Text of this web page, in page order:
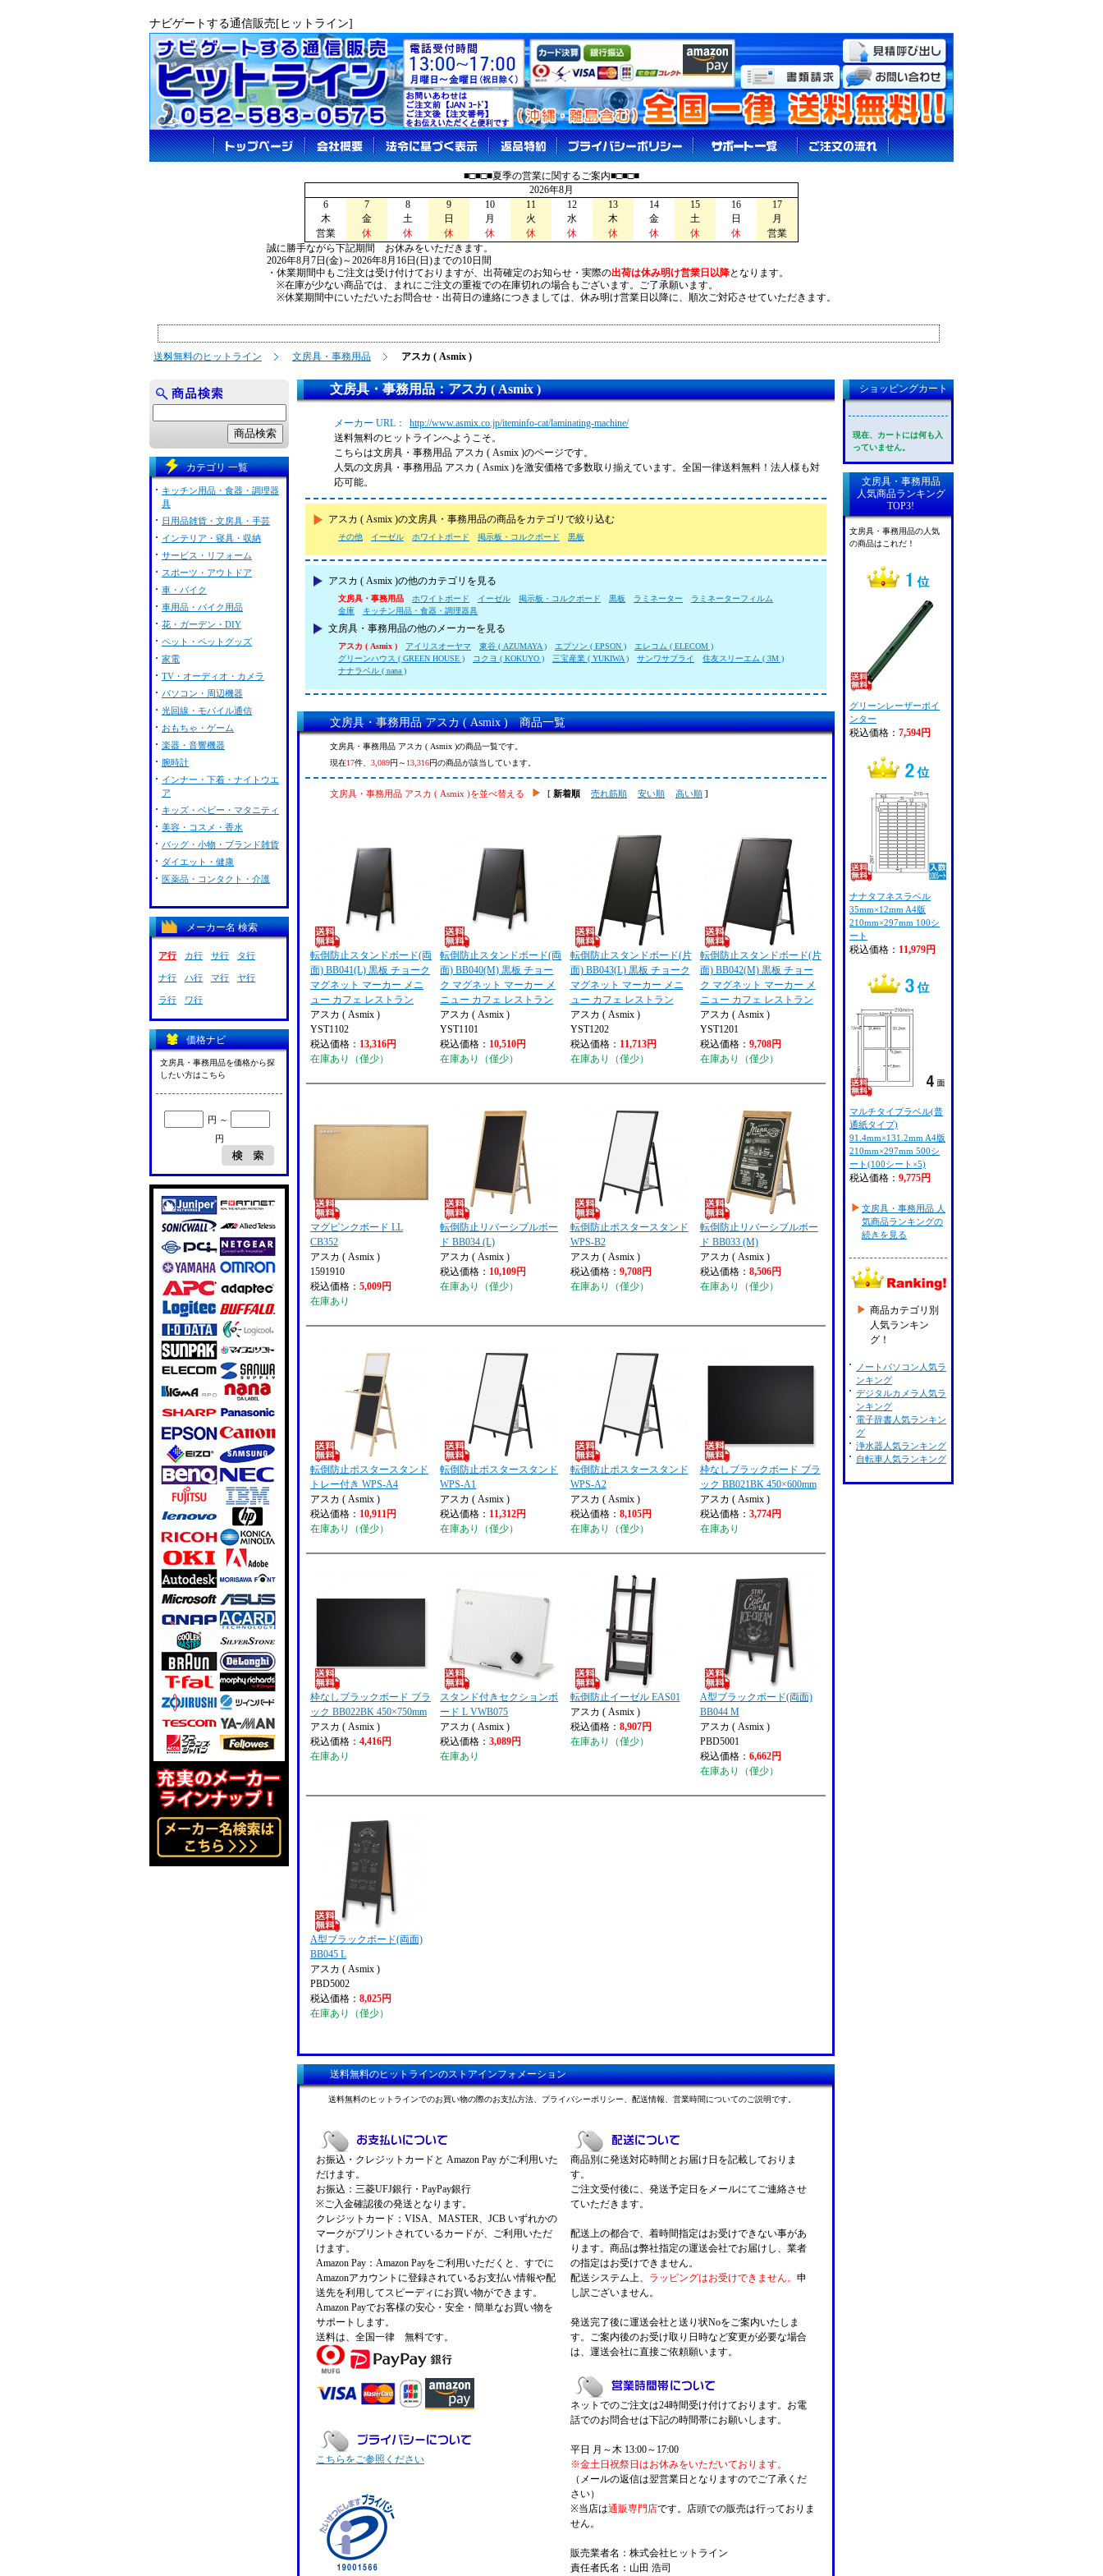
ナビゲートする通信販売[ヒットライン]
■□■□■夏季の営業に関するご案内■□■□■
2026年8月
6
7 8 9 10 11 12 13 14 15 16
17
木
金 土 日 月 火 水 木 金 土 日
月
営業
休 休 休 休 休 休 休 休 休 休
営業
誠に勝手ながら下記期間 お休みをいただきます。
2026年8月7日(金)～2026年8月16日(日)までの10日間
・休業期間中もご注文は受け付けておりますが、出荷確定のお知らせ・実際の出荷は休み明け営業日以降となります。
※在庫が少ない商品では、まれにご注文の重複での在庫切れの場合もございます。ご了承願います。
※休業期間中にいただいたお問合せ・出荷日の連絡につきましては、休み明け営業日以降に、順次ご対応させていただきます。
送料無料のヒットライン 文房具・事務用品 アスカ ( Asmix )
文房具・事務用品：アスカ ( Asmix )
メーカー URL：
http://www.asmix.co.jp/iteminfo-cat/laminating-machine/
送料無料のヒットラインへようこそ。
こちらは文房具・事務用品 アスカ ( Asmix )のページです。
人気の文房具・事務用品 アスカ ( Asmix )を激安価格で多数取り揃えています。全国一律送料無料！法人様も対
応可能。
アスカ ( Asmix )の文房具・事務用品の商品をカテゴリで絞り込む
その他 イーゼル ホワイトボード 掲示板・コルクボード 黒板
アスカ ( Asmix )の他のカテゴリを見る
文房具・事務用品 ホワイトボード イーゼル 掲示板・コルクボード 黒板 ラミネーター
ラミネーターフィルム
金庫
キッチン用品・食器・調理器具
文房具・事務用品の他のメーカーを見る
アスカ ( Asmix ) アイリスオーヤマ 東谷 ( AZUMAYA ) エプソン ( EPSON )
エレコム ( ELECOM )
グリーンハウス ( GREEN HOUSE )
コクヨ ( KOKUYO ) 三宝産業 ( YUKIWA ) サンワサプライ
住友スリーエム ( 3M )
ナナラベル ( nana )
文房具・事務用品 アスカ ( Asmix ) 商品一覧
文房具・事務用品 アスカ ( Asmix )の商品一覧です。
現在17件、 3,089円～ 13,316円の商品が該当しています。
文房具・事務用品 アスカ ( Asmix )を並べ替える [ 新着順 売れ筋順 安い順 高い順 ]
転倒防止スタンドボード(両
面) BB041(L) 黒板 チョーク
マグネット マーカー メニ
ュー カフェ レストラン
アスカ ( Asmix )
YST1102
税込価格： 13,316円
在庫あり（僅少）
転倒防止スタンドボード(両
面) BB040(M) 黒板 チョー
ク マグネット マーカー メ
ニュー カフェ レストラン
アスカ ( Asmix )
YST1101
税込価格： 10,510円
在庫あり（僅少）
転倒防止スタンドボード(片
面) BB043(L) 黒板 チョーク
マグネット マーカー メニ
ュー カフェ レストラン
アスカ ( Asmix )
YST1202
税込価格： 11,713円
在庫あり（僅少）
転倒防止スタンドボード(片
面) BB042(M) 黒板 チョー
ク マグネット マーカー メ
ニュー カフェ レストラン
アスカ ( Asmix )
YST1201
税込価格： 9,708円
在庫あり（僅少）
マグピンクボード LL
CB352
アスカ ( Asmix )
1591910
税込価格： 5,009円
在庫あり
転倒防止リバーシブルボー
ド BB034 (L)
アスカ ( Asmix )
税込価格： 10,109円
在庫あり（僅少）
転倒防止ポスタースタンド
WPS-B2
アスカ ( Asmix )
税込価格： 9,708円
在庫あり（僅少）
転倒防止リバーシブルボー
ド BB033 (M)
アスカ ( Asmix )
税込価格： 8,506円
在庫あり（僅少）
転倒防止ポスタースタンド
トレー付き WPS-A4
アスカ ( Asmix )
税込価格： 10,911円
在庫あり（僅少）
転倒防止ポスタースタンド
WPS-A1
アスカ ( Asmix )
税込価格： 11,312円
在庫あり（僅少）
転倒防止ポスタースタンド
WPS-A2
アスカ ( Asmix )
税込価格： 8,105円
在庫あり（僅少）
枠なしブラックボード ブラ
ック BB021BK 450×600mm
アスカ ( Asmix )
税込価格： 3,774円
在庫あり
枠なしブラックボード ブラ
ック BB022BK 450×750mm
アスカ ( Asmix )
税込価格： 4,416円
在庫あり
スタンド付きセクションボ
ード L VWB075
アスカ ( Asmix )
税込価格：3,089円
在庫あり
転倒防止イーゼル EAS01
アスカ ( Asmix )
税込価格： 8,907円
在庫あり（僅少）
A型ブラックボード(両面)
BB044 M
アスカ ( Asmix )
PBD5001
税込価格： 6,662円
在庫あり（僅少）
A型ブラックボード(両面)
BB045 L
アスカ ( Asmix )
PBD5002
税込価格： 8,025円
在庫あり（僅少）
送料無料のヒットラインのストアインフォメーション
送料無料のヒットラインでのお買い物の際のお支払方法、プライバシーポリシー、配送情報、営業時間についてのご説明です。
お振込・クレジットカードと Amazon Pay がご利用いた
だけます。
お振込：三菱UFJ銀行・PayPay銀行
※ご入金確認後の発送となります。
クレジットカード：VISA、MASTER、JCB いずれかの
マークがプリントされているカードが、ご利用いただ
けます。
Amazon Pay：Amazon Payをご利用いただくと、すでに
Amazonアカウントに登録されているお支払い情報や配
送先を利用してスピーディにお買い物ができます。
Amazon Payでお客様の安心・安全・簡単なお買い物を
サポートします。
送料は、全国一律 無料です。
こちらをご参照ください
商品別に発送対応時間とお届け日を記載しておりま
す。
ご注文受付後に、発送予定日をメールにてご連絡させ
ていただきます。
配送上の都合で、着時間指定はお受けできない事があ
ります。商品は弊社指定の運送会社でお届けし、業者
の指定はお受けできません。
配送システム上、
ラッピングはお受けできません。 申
し訳ございません。
発送完了後に運送会社と送り状Noをご案内いたしま
す。ご案内後のお受け取り日時など変更が必要な場合
は、運送会社に直接ご依頼願います。
ネットでのご注文は24時間受け付けております。お電
話でのお問合せは下記の時間帯にお願いします。
平日 月～木 13:00～17:00
※金土日祝祭日はお休みをいただいております。
（メールの返信は翌営業日となりますのでご了承くだ
さい）
※当店は通販専門店です。店頭での販売は行っておりま
せん。
販売業者名：株式会社ヒットライン
責任者氏名：山田 浩司
カテゴリ 一覧
キッチン用品・食器・調理器
具
日用品雑貨・文房具・手芸
インテリア・寝具・収納
サービス・リフォーム
スポーツ・アウトドア
車・バイク
車用品・バイク用品
花・ガーデン・DIY
ペット・ペットグッズ
家電
TV・オーディオ・カメラ
パソコン・周辺機器
光回線・モバイル通信
おもちゃ・ゲーム
楽器・音響機器
腕時計
インナー・下着・ナイトウエ
ア
キッズ・ベビー・マタニティ
美容・コスメ・香水
バッグ・小物・ブランド雑貨
ダイエット・健康
医薬品・コンタクト・介護
メーカー名 検索
ア行 カ行 サ行 タ行
ナ行 ハ行 マ行 ヤ行
ラ行 ワ行
価格ナビ
文房具・事務用品を価格から探
したい方はこちら
円 ～
円
ショッピングカート
現在、カートには何も入
っていません。
文房具・事務用品
人気商品ランキング
TOP3!
文房具・事務用品の人気
の商品はこれだ！
グリーンレーザーポイ
ンター
税込価格： 7,594円
ナナタフネスラベル
35mm×12mm A4版
210mm×297mm 100シ
ート
税込価格： 11,979円
マルチタイプラベル(普
通紙タイプ)
91.4mm×131.2mm A4版
210mm×297mm 500シ
ート(100シート×5)
税込価格： 9,775円
文房具・事務用品 人
気商品ランキングの
続きを見る
商品カテゴリ別
人気ランキン
グ！
ノートパソコン人気ラ
ンキング
デジタルカメラ人気ラ
ンキング
電子辞書人気ランキン
グ
浄水器人気ランキング
自転車人気ランキング